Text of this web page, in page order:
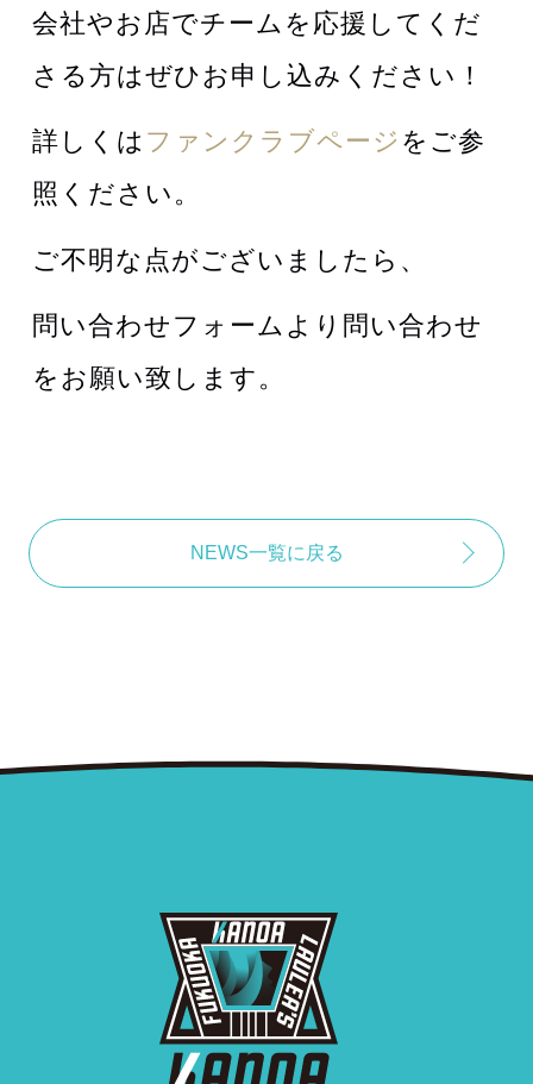
会社やお店でチームを応援してくだ
さる方はぜひお申し込みください！
詳しくはファンクラブページをご参
照ください。
ご不明な点がございましたら、
問い合わせフォームより問い合わせ
をお願い致します。
NEWS一覧に戻る